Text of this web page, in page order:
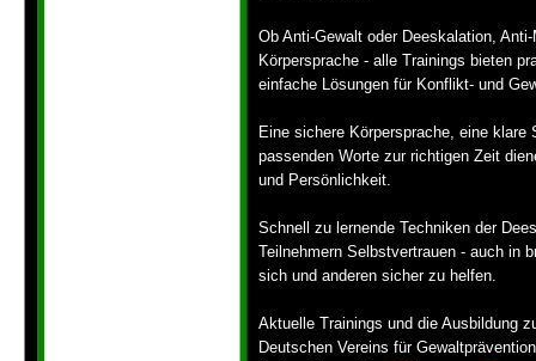
Ob Anti-Gewalt oder Deeskalation, Anti-
Körpersprache - alle Trainings bieten
einfache Lösungen für Konflikt- und
Eine sichere Körpersprache, eine klare
passenden Worte zur richtigen Zeit
und Persönlichkeit.
Schnell zu lernende Techniken der
Teilnehmern Selbstvertrauen - auch in
sich und anderen sicher zu helfen.
Aktuelle Trainings und die Ausbildung
Deutschen Vereins für